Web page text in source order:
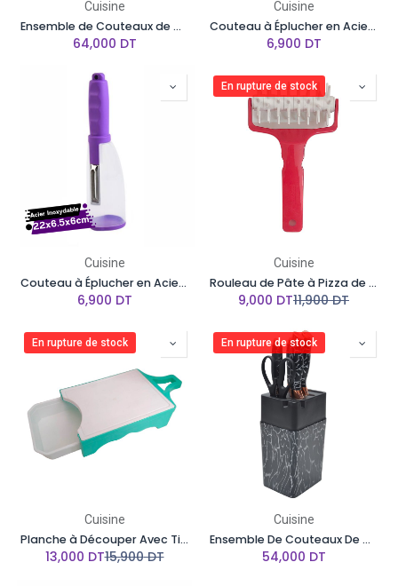
Cuisine
Ensemble de Couteaux de Cuisine 7 Pièces avec Support, TUOMEI Motif 1
64,000 DT
Cuisine
Couteau à Éplucher en Acier Inoxydable, avec Boîte de Rangement -Vert
6,900 DT
Cuisine
Couteau à Éplucher en Acier Inoxydable avec Boîte de Rangement-violet
6,900 DT
En rupture de stock
Cuisine
Rouleau de Pâte à Pizza de Haute Qualité - Docker
9,000 DT11,900DT
En rupture de stock
Cuisine
Planche à Découper Avec Tiroir
13,000 DT15,900DT
En rupture de stock
Cuisine
Ensemble De Couteaux De Cuisine Avec Support BOBSSEN 7 Pièces
54,000 DT